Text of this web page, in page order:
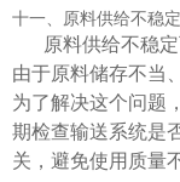
十一、原料供给不稳定
原料供给不稳
由于原料储存不当
为了解决这个问题
期检查输送系统是
关，避免使用质量